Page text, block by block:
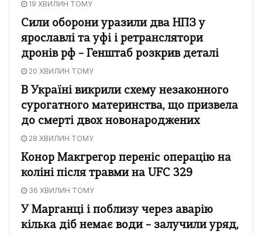
19 ХВИЛИН ТОМУ
Сили оборони уразили два НПЗ у
ярославлі та уфі і ретранслятори
дронів рф – Генштаб розкрив деталі
20 ХВИЛИН ТОМУ
В Україні викрили схему незаконного
сурогатного материнства, що призвела
до смерті двох новонароджених
28 ХВИЛИН ТОМУ
Конор Макгрегор переніс операцію на
коліні після травми на UFC 329
36 ХВИЛИН ТОМУ
У Марганці і поблизу через аварію
кілька діб немає води – залучили уряд,